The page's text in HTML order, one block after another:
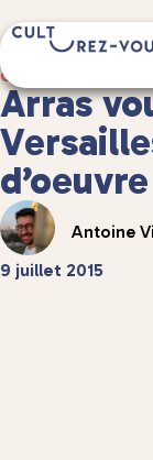
Culture
3 minute(s) de
Arras
d’oeuvre
Antoine
9 juillet 2015